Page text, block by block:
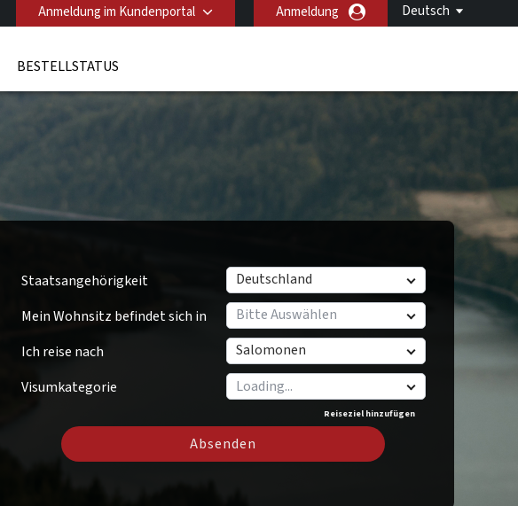
Deutsch
Anmeldung im Kundenportal Anmeldung
BESTELLSTATUS
Staatsangehörigkeit
Deutschland
Mein Wohnsitz befindet sich in
Bitte Auswählen
Ich reise nach
Salomonen
Visumkategorie
Reiseziel hinzufügen
Absenden